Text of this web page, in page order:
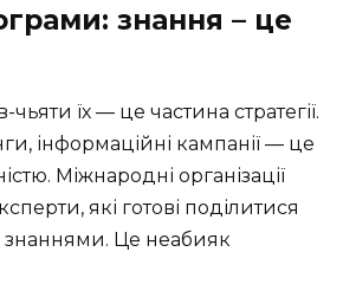
знання – це
чьяти їх — це частина стратегії.
інформаційні кампанії — це
Міжнародні організації
які готові поділитися
знаннями. Це неабияк